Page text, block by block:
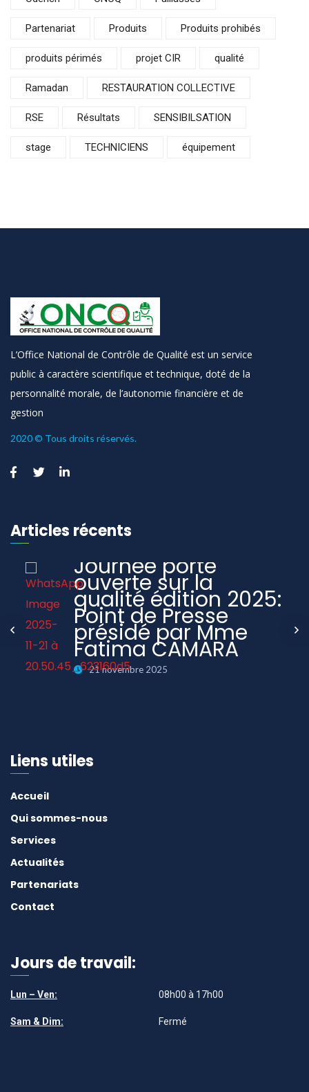
Partenariat Produits Produits prohibés
produits périmés projet CIR qualité
Ramadan RESTAURATION COLLECTIVE
RSE Résultats SENSIBILSATION
stage TECHNICIENS équipement
L’Office National de Contrôle de Qualité est un service
public à caractère scientifique et technique, doté de la
personnalité morale, de l’autonomie financière et de
gestion
2020 © Tous droits réservés.
Articles récents
Journée porte
ouverte sur la
qualité édition 2025:
Point de Presse
présidé par Mme
Fatima CAMARA
21 novembre 2025
Liens utiles
Accueil
Qui sommes-nous
Services
Actualités
Partenariats
Contact
Jours de travail:
Lun – Ven:
Sam & Dim:
08h00 à 17h00
Fermé